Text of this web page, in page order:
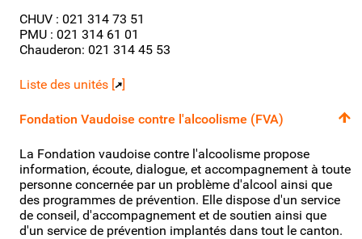
CHUV : 021 314 73 51
PMU : 021 314 61 01
Chauderon: 021 314 45 53
Liste des unités [ ]
Fondation Vaudoise contre l'alcoolisme (FVA)
La Fondation vaudoise contre l'alcoolisme propose
information, écoute, dialogue, et accompagnement à toute
personne concernée par un problème d'alcool ainsi que
des programmes de prévention. Elle dispose d'un service
de conseil, d'accompagnement et de soutien ainsi que
d'un service de prévention implantés dans tout le canton.